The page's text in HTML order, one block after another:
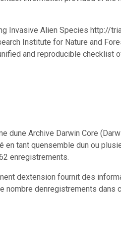
Invasive Alien Species http://
Institute for Nature and
and reproducible checklist
Archive Darwin Core
tant quensemble dun ou
enregistrements.
dextension fournit des
denregistrements dans